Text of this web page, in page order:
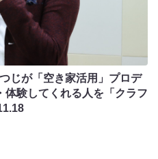
じが「空き家活用」プロデ
体験してくれる人を「クラフ